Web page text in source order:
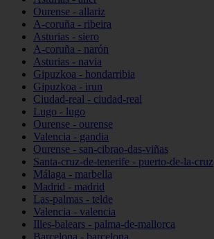
Ourense - allariz
A-coruña - ribeira
Asturias - siero
A-coruña - narón
Asturias - navia
Gipuzkoa - hondarribia
Gipuzkoa - irun
Ciudad-real - ciudad-real
Lugo - lugo
Ourense - ourense
Valencia - gandia
Ourense - san-cibrao-das-viñas
Santa-cruz-de-tenerife - puerto-de-la-cruz
Málaga - marbella
Madrid - madrid
Las-palmas - telde
Valencia - valencia
Illes-balears - palma-de-mallorca
Barcelona - barcelona